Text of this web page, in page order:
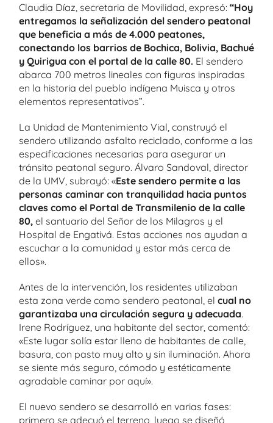
Claudia Díaz, secretaria de Movilidad, expresó: “Hoy
entregamos la señalización del sendero peatonal
que beneficia a más de 4.000 peatones,
conectando los barrios de Bochica, Bolivia, Bachué
y Quirigua con el portal de la calle 80. El sendero
abarca 700 metros lineales con figuras inspiradas
en la historia del pueblo indígena Muisca y otros
elementos representativos”.
La Unidad de Mantenimiento Vial, construyó el
sendero utilizando asfalto reciclado, conforme a las
especificaciones necesarias para asegurar un
tránsito peatonal seguro. Álvaro Sandoval, director
de la UMV, subrayó: «Este sendero permite a las
personas caminar con tranquilidad hacia puntos
claves como el Portal de Transmilenio de la calle
80, el santuario del Señor de los Milagros y el
Hospital de Engativá. Estas acciones nos ayudan a
escuchar a la comunidad y estar más cerca de
ellos».
Antes de la intervención, los residentes utilizaban
esta zona verde como sendero peatonal, el cual no
garantizaba una circulación segura y adecuada.
Irene Rodríguez, una habitante del sector, comentó:
«Este lugar solía estar lleno de habitantes de calle,
basura, con pasto muy alto y sin iluminación. Ahora
se siente más seguro, cómodo y estéticamente
agradable caminar por aquí».
El nuevo sendero se desarrolló en varias fases:
primero se adecuó el terreno, luego se diseñó